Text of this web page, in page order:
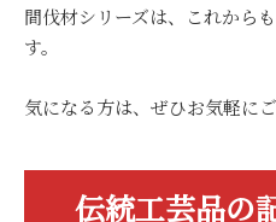
間伐材シリーズは、これから
す。
気になる方は、ぜひお気軽に
伝統工芸品の